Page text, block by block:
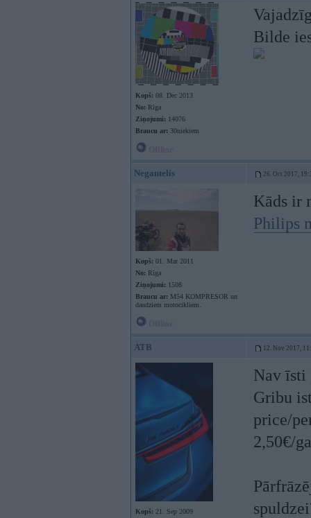
Kopš: 08. Dec 2013
No: Rīga
Ziņojumi: 14076
Braucu ar: 30niekiem
Bilde
Negantelis 26. Oct 2017,
Kopš: 01. Mar 2011
No: Rīga
Ziņojumi: 1508
Braucu ar: M54 KOMPRESOR un
daudziem motocikliem.
Kāds ir
Philips
ATB 12. Nov 2017,
Kopš: 21. Sep 2009
Nav īsti
Gribu
price/
2,50€/